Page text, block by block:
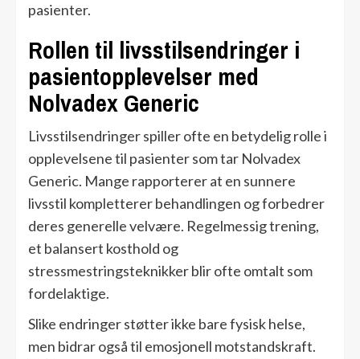
pasienter.
Rollen til livsstilsendringer i
pasientopplevelser med
Nolvadex Generic
Livsstilsendringer spiller ofte en betydelig rolle i
opplevelsene til pasienter som tar Nolvadex
Generic. Mange rapporterer at en sunnere
livsstil kompletterer behandlingen og forbedrer
deres generelle velvære. Regelmessig trening,
et balansert kosthold og
stressmestringsteknikker blir ofte omtalt som
fordelaktige.
Slike endringer støtter ikke bare fysisk helse,
men bidrar også til emosjonell motstandskraft.